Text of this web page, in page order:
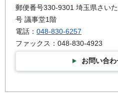
郵便番号330-9301 埼玉県さい
号 議事堂1階
電話： 048-830-6257
ファックス：048-830-4923
お問い合